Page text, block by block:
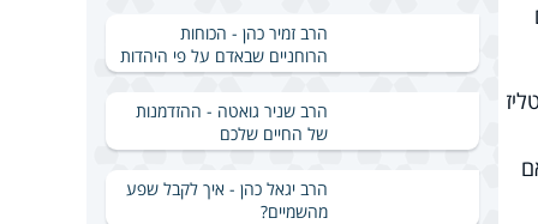
הרב זמיר כהן - הכוחות
הרוחניים שבאדם על פי היהדות
הרב שניר גואטה - ההזדמנות
של החיים שלכם
הרב יגאל כהן - איך לקבל שפע
מהשמיים?